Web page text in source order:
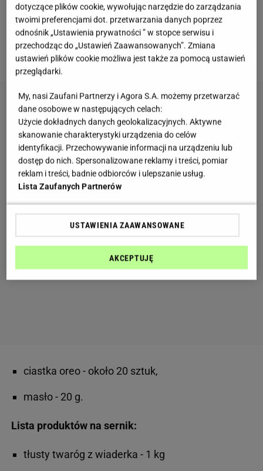
które w przypadku tegociastasą szczególnie
ważne. Szczegóły poniżej:
Lista produktów na spód:
ciastka oreo - około 20 sztuk,
masło - 20 g.
Lista produktów na sernik:
tłusty twaróg z wiaderka - 1 kg
dotyczące plików cookie, wywołując narzędzie do zarządzania
twoimi preferencjami dot. przetwarzania danych poprzez
odnośnik „Ustawienia prywatności ” w stopce serwisu i
przechodząc do „Ustawień Zaawansowanych”. Zmiana
ustawień plików cookie możliwa jest także za pomocą ustawień
przeglądarki.
My, nasi Zaufani Partnerzy i Agora S.A. możemy przetwarzać
dane osobowe w następujących celach:
Użycie dokładnych danych geolokalizacyjnych. Aktywne
skanowanie charakterystyki urządzenia do celów
identyfikacji. Przechowywanie informacji na urządzeniu lub
dostęp do nich. Spersonalizowane reklamy i treści, pomiar
reklam i treści, badnie odbiorców i ulepszanie usług.
Lista Zaufanych Partnerów
USTAWIENIA ZAAWANSOWANE
AKCEPTUJĘ